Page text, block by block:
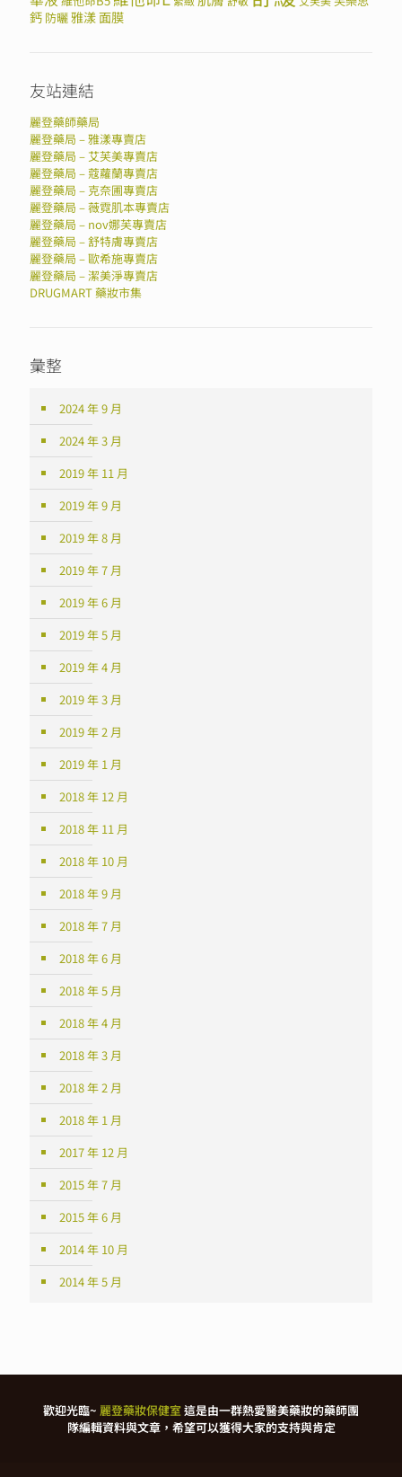
鈣 防曬雅漾面膜
友站連結
麗登藥師藥局
麗登藥局 – 雅漾專賣店
麗登藥局 – 艾芙美專賣店
麗登藥局 – 蔻蘿蘭專賣店
麗登藥局 – 克奈圃專賣店
麗登藥局 – 薇霓肌本專賣店
麗登藥局 – nov娜芙專賣店
麗登藥局 – 舒特膚專賣店
麗登藥局 – 歐希施專賣店
麗登藥局 – 潔美淨專賣店
DRUGMART 藥妝市集
彙整
2024 年 9 月
2024 年 3 月
2019 年 11 月
2019 年 9 月
2019 年 8 月
2019 年 7 月
2019 年 6 月
2019 年 5 月
2019 年 4 月
2019 年 3 月
2019 年 2 月
2019 年 1 月
2018 年 12 月
2018 年 11 月
2018 年 10 月
2018 年 9 月
2018 年 7 月
2018 年 6 月
2018 年 5 月
2018 年 4 月
2018 年 3 月
2018 年 2 月
2018 年 1 月
2017 年 12 月
2015 年 7 月
2015 年 6 月
2014 年 10 月
2014 年 5 月
歡迎光臨~ 麗登藥妝保健室這是由一群熱愛醫美藥妝的藥師團
隊編輯資料與文章，希望可以獲得大家的支持與肯定